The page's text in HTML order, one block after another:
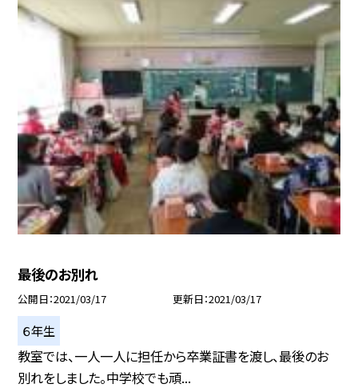
最後のお別れ
公開日 2021/03/17 更新日 2021/03/17
６年生
教室では、一人一人に担任から卒業証書を渡し、最後のお
別れをしました。中学校でも頑...